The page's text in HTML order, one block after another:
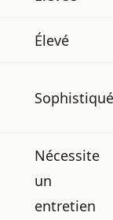
Élevé
Sophistiqué
Nécessite
un
entretien